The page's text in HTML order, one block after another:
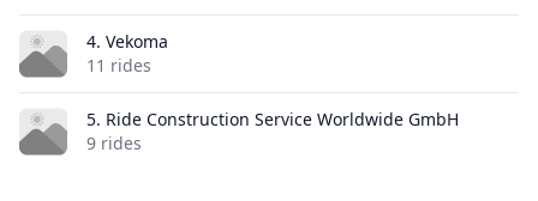
4. Vekoma
11 rides
5. Ride Construction Service Worldwide GmbH
9 rides